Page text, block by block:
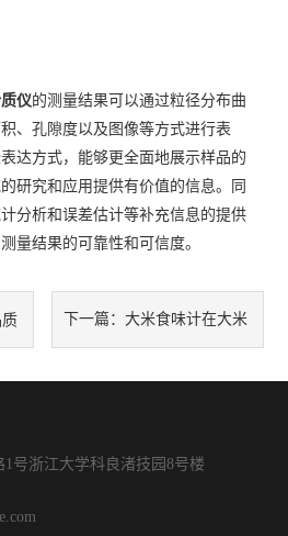
仪的测量结果可以通过粒径分布曲
、孔隙度以及图像等方式进行表
达方式，能够更全面地展示样品的
研究和应用提供有价值的信息。同
分析和误差估计等补充信息的提供
量结果的可靠性和可信度。
下一篇： 大米食味计在大米
号浙江大学科良渚技园8号楼